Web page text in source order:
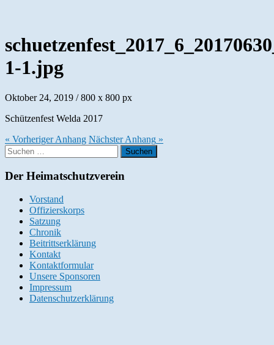
1-1.jpg
Oktober 24, 2019 /800 x 800 px
Schützenfest Welda 2017
« VorherigerAnhang NächsterAnhang »
Suchen
nach:
Der Heimatschutzverein
Vorstand
Offizierskorps
Satzung
Chronik
Beitrittserklärung
Kontakt
Kontaktformular
Unsere Sponsoren
Impressum
Datenschutzerklärung